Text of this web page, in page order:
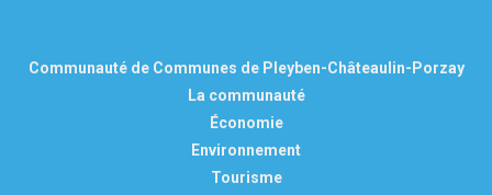
Communauté de Communes de Pleyben-Châteaulin-Porzay
La communauté
Économie
Environnement
Tourisme